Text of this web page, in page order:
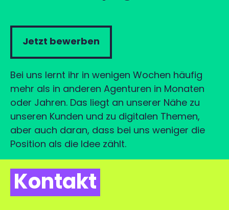
Jetzt bewerben
Bei uns lernt ihr in wenigen Wochen häufig
mehr als in anderen Agenturen in Monaten
oder Jahren. Das liegt an unserer Nähe zu
unseren Kunden und zu digitalen Themen,
aber auch daran, dass bei uns weniger die
Position als die Idee zählt.
Kontakt